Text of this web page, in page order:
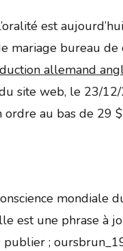
est
mariage bureau
allemand
site web, le 23/
au bas de 29
mondiale
est une phrase à
;